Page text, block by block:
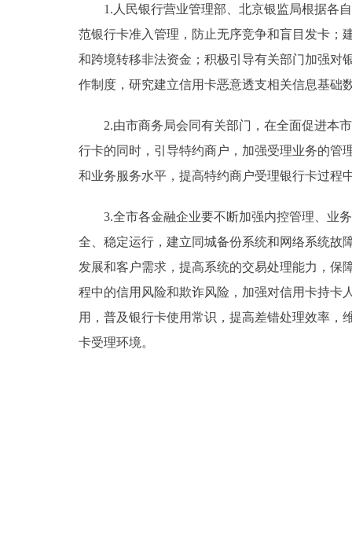
1.人民银行营业管理部、北京银监局根据各自
范银行卡准入管理，防止无序竞争和盲目发卡；
和跨境转移非法资金；积极引导有关部门加强对
作制度，研究建立信用卡恶意透支相关信息基础
2.由市商务局会同有关部门，在全面促进本市
行卡的同时，引导特约商户，加强受理业务的管
和业务服务水平，提高特约商户受理银行卡过程
3.全市各金融企业要不断加强内控管理、业务
全、稳定运行，建立同城备份系统和网络系统故
发展和客户需求，提高系统的交易处理能力，保
程中的信用风险和欺诈风险，加强对信用卡持卡
用，普及银行卡使用常识，提高差错处理效率
卡受理环境。